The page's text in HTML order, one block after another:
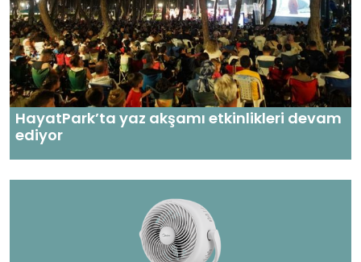
HayatPark’ta yaz akşamı etkinlikleri devam
ediyor